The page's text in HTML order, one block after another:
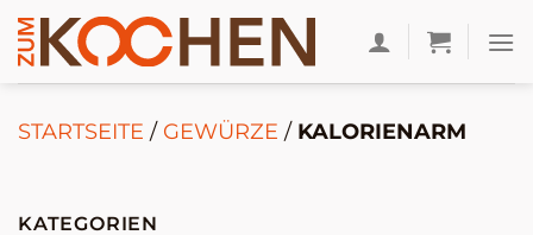
Zum
Inhalt
springen
STARTSEITE / GEWÜRZE / KALORIENARM
KATEGORIEN